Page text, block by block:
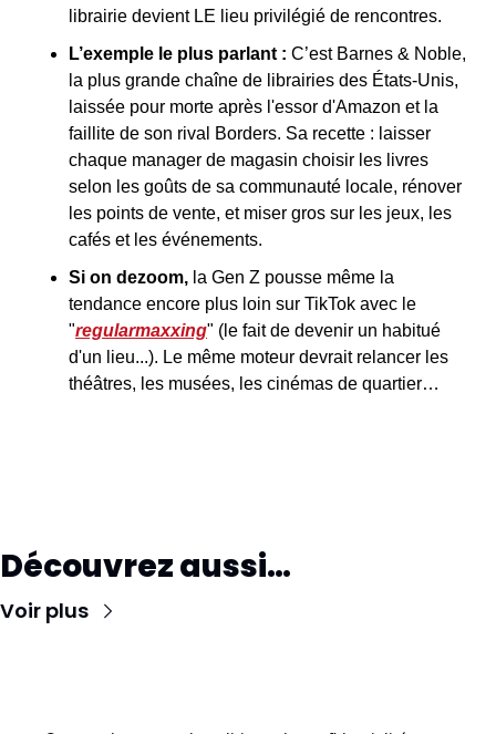
librairie devient LE lieu privilégié de rencontres.
L’exemple le plus parlant : C’est Barnes & Noble,
la plus grande chaîne de librairies des États-Unis,
laissée pour morte après l'essor d'Amazon et la
faillite de son rival Borders. Sa recette : laisser
chaque manager de magasin choisir les livres
selon les goûts de sa communauté locale, rénover
les points de vente, et miser gros sur les jeux, les
cafés et les événements.
Si on dezoom, la Gen Z pousse même la
tendance encore plus loin sur TikTok avec le
"regularmaxxing" (le fait de devenir un habitué
d'un lieu...). Le même moteur devrait relancer les
théâtres, les musées, les cinémas de quartier…
Découvrez aussi…
Voir plus